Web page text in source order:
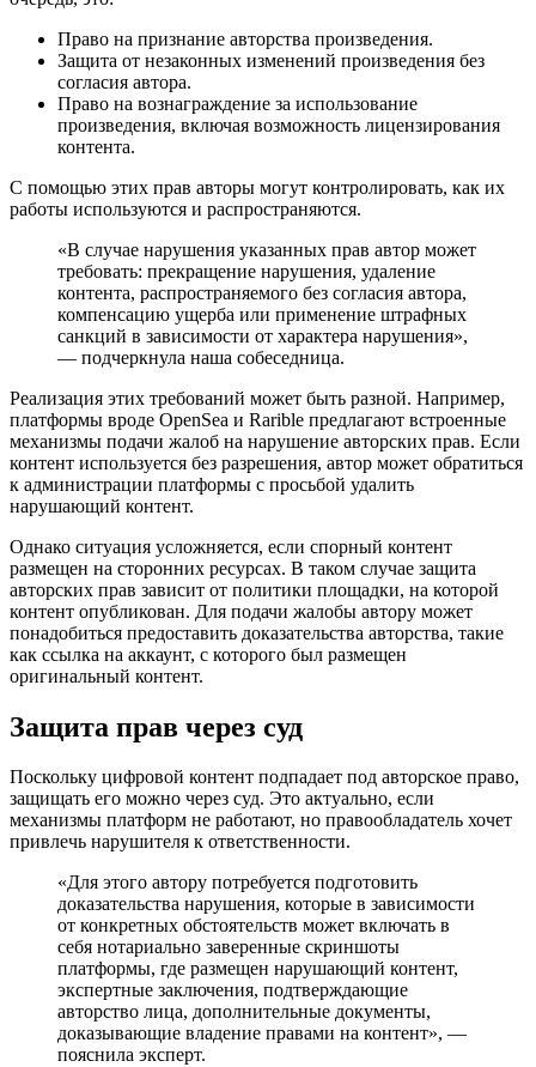
Право на признание авторства произведения.
Защита от незаконных изменений произведения без
согласия автора.
Право на вознаграждение за использование
произведения, включая возможность лицензирования
контента.
С помощью этих прав авторы могут контролировать, как их
работы используются и распространяются.
«В случае нарушения указанных прав автор может
требовать: прекращение нарушения, удаление
контента, распространяемого без согласия автора,
компенсацию ущерба или применение штрафных
санкций в зависимости от характера нарушения»,
— подчеркнула наша собеседница.
Реализация этих требований может быть разной. Например,
платформы вроде OpenSea и Rarible предлагают встроенные
механизмы подачи жалоб на нарушение авторских прав. Если
контент используется без разрешения, автор может обратиться
к администрации платформы с просьбой удалить
нарушающий контент.
Однако ситуация усложняется, если спорный контент
размещен на сторонних ресурсах. В таком случае защита
авторских прав зависит от политики площадки, на которой
контент опубликован. Для подачи жалобы автору может
понадобиться предоставить доказательства авторства, такие
как ссылка на аккаунт, с которого был размещен
оригинальный контент.
Защита прав через суд
Поскольку цифровой контент подпадает под авторское право,
защищать его можно через суд. Это актуально, если
механизмы платформ не работают, но правообладатель хочет
привлечь нарушителя к ответственности.
«Для этого автору потребуется подготовить
доказательства нарушения, которые в зависимости
от конкретных обстоятельств может включать в
себя нотариально заверенные скриншоты
платформы, где размещен нарушающий контент,
экспертные заключения, подтверждающие
авторство лица, дополнительные документы,
доказывающие владение правами на контент», —
пояснила эксперт.